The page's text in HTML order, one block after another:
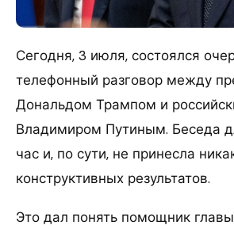
Сегодня, 3 июля, состоялся
телефонный разговор между
Дональдом Трампом и
Владимиром Путиным. Беседа
час и, по сути, не принесла
конструктивных результатов.
Это дал понять помощник